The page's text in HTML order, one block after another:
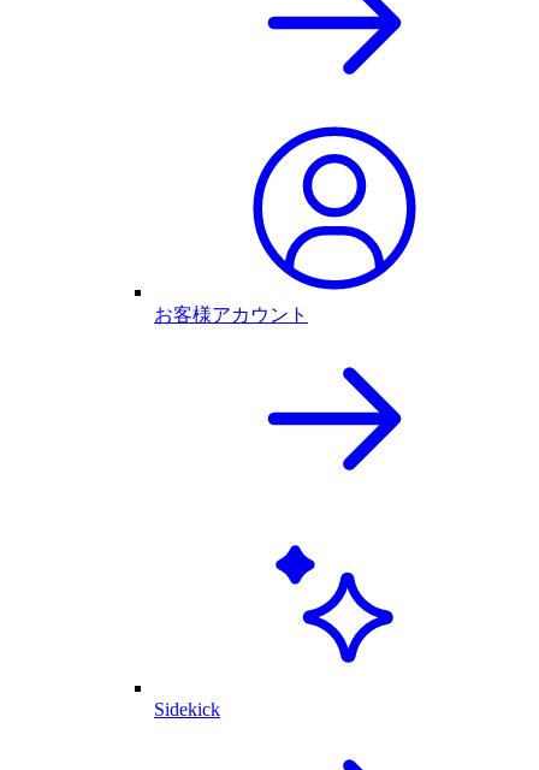
お客様アカウント
Sidekick